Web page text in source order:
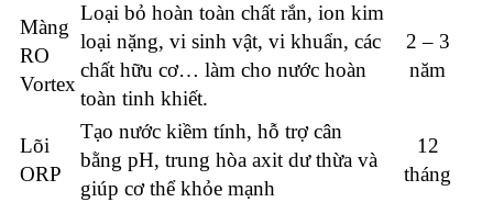
Màng
RO
Vortex
Loại bỏ hoàn toàn chất rắn, ion kim
loại nặng, vi sinh vật, vi khuẩn, các
chất hữu cơ… làm cho nước hoàn
toàn tinh khiết.
2 – 3
năm
Lõi
ORP
Tạo nước kiềm tính, hỗ trợ cân
bằng pH, trung hòa axit dư thừa và
giúp cơ thể khỏe mạnh
12
tháng